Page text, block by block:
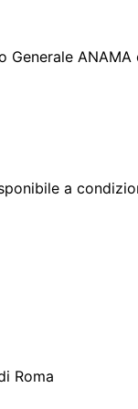
ANAMA
a
Roma